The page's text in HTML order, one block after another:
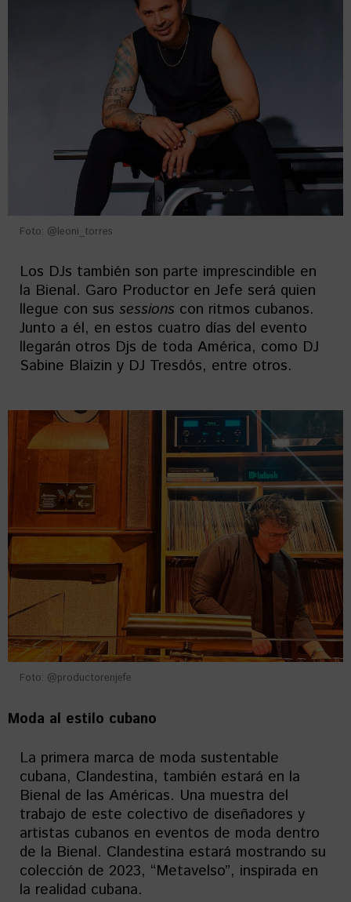
Foto: @leoni_torres
Los DJs también son parte imprescindible en
la Bienal. Garo Productor en Jefe será quien
llegue con sus sessions con ritmos cubanos.
Junto a él, en estos cuatro días del evento
llegarán otros Djs de toda América, como DJ
Sabine Blaizin y DJ Tresdós, entre otros.
Foto: @productorenjefe
Moda al estilo cubano
La primera marca de moda sustentable
cubana, Clandestina, también estará en la
Bienal de las Américas. Una muestra del
trabajo de este colectivo de diseñadores y
artistas cubanos en eventos de moda dentro
de la Bienal. Clandestina estará mostrando su
colección de 2023, “Metavelso”, inspirada en
la realidad cubana.